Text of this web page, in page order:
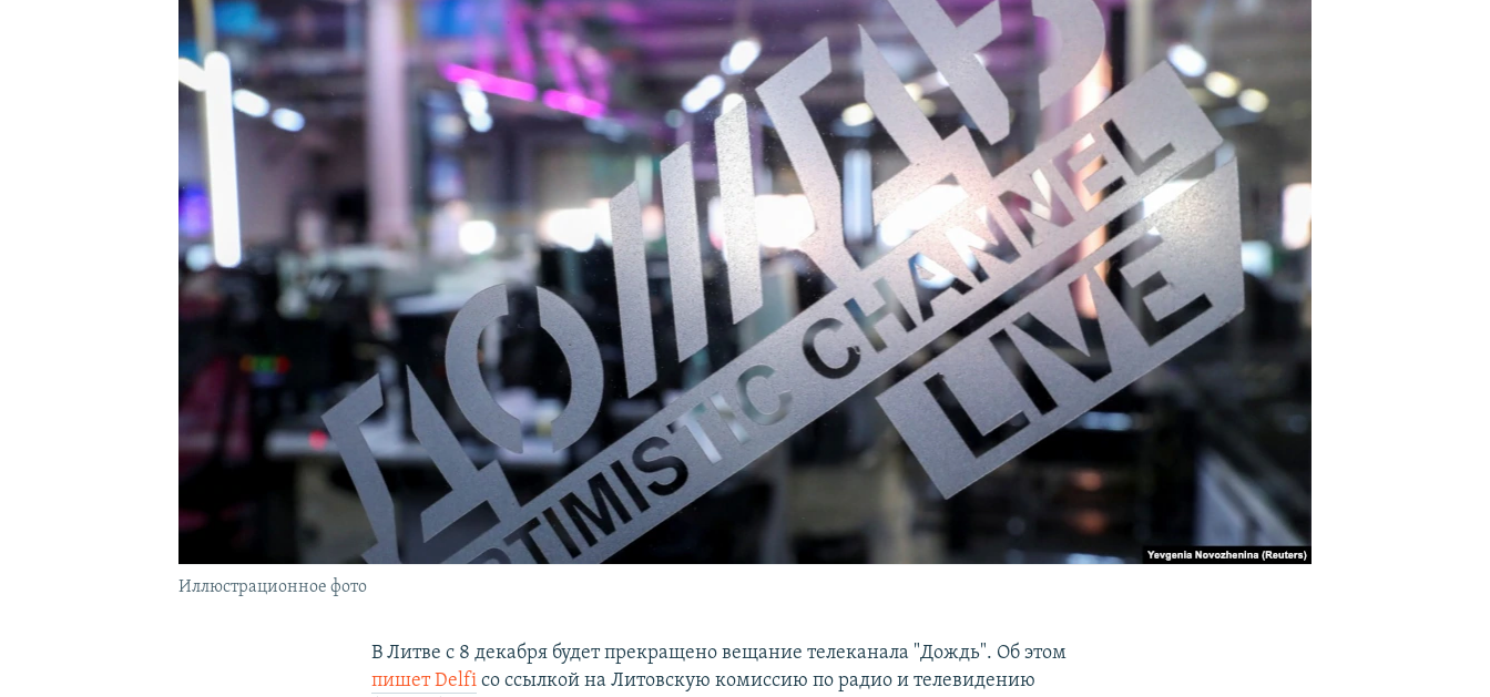
КРЫМ.НЕПОКОРЕННЫЙ
УКРАИНСКАЯ ПРОБЛЕМА КРЫМА
Иллюстрационное фото
В Литве с 8 декабря будет прекращено вещание телеканала "Дождь". Об этом
пишет Delfi cо ссылкой на Литовскую комиссию по радио и телевидению